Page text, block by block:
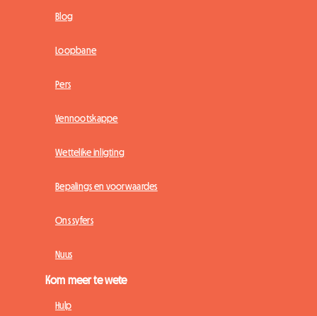
Blog
Loopbane
Pers
Vennootskappe
Wettelike inligting
Bepalings en voorwaardes
Ons syfers
Nuus
Kom meer te wete
Hulp